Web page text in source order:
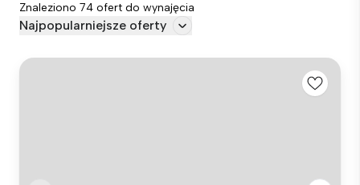
Znaleziono 74 ofert do wynajęcia
Najpopularniejsze oferty